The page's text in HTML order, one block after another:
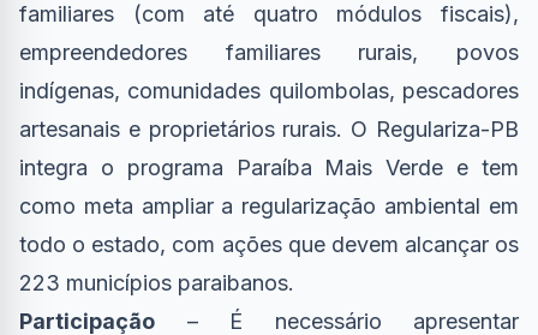
familiares (com até quatro módulos fiscais),
empreendedores familiares rurais, povos
indígenas, comunidades quilombolas, pescadores
artesanais e proprietários rurais. O Regulariza-PB
integra o programa Paraíba Mais Verde e tem
como meta ampliar a regularização ambiental em
todo o estado, com ações que devem alcançar os
223 municípios paraibanos.
Participação – É necessário apresentar